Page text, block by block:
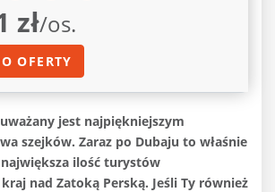
zł/os.
OFERTY
jest najpiękniejszym
szejków. Zaraz po Dubaju to właśnie
ilość turystów
nad Zatoką Perską. Jeśli Ty również